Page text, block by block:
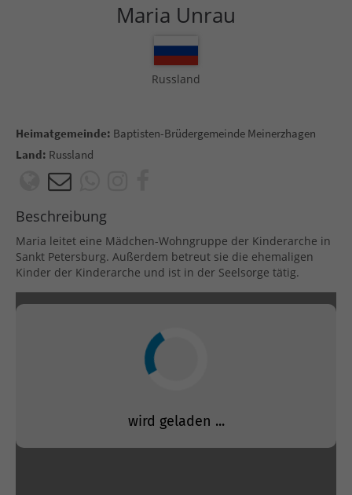
Maria Unrau
Russland
Heimatgemeinde: Baptisten-Brüdergemeinde Meinerzhagen
Land: Russland
Beschreibung
Maria leitet eine Mädchen-Wohngruppe der Kinderarche in
Sankt Petersburg. Außerdem betreut sie die ehemaligen
Kinder der Kinderarche und ist in der Seelsorge tätig.